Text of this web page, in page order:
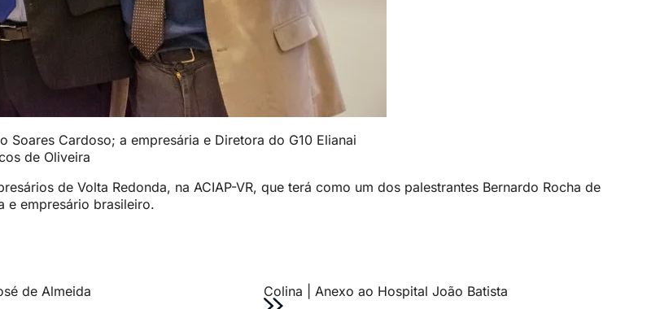
Soares Cardoso; a empresária e Diretora do G10 Elianai
de Oliveira
de Volta Redonda, na ACIAP-VR, que terá como um dos palestrantes Bernardo Rocha de
e empresário brasileiro.
de Almeida
Colina | Anexo ao Hospital João Batista